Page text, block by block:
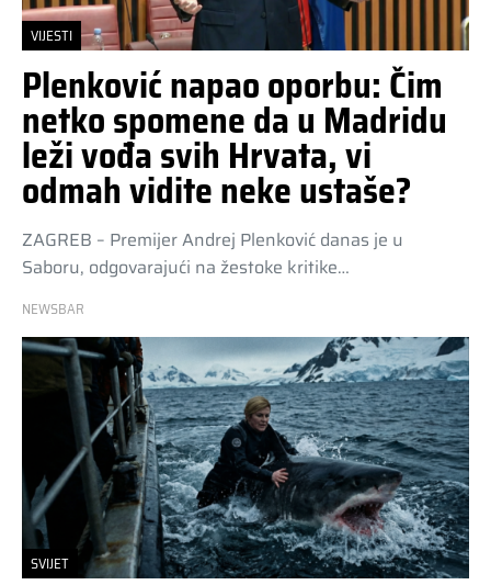
VIJESTI
Plenković napao oporbu: Čim
netko spomene da u Madridu
leži vođa svih Hrvata, vi
odmah vidite neke ustaše?
ZAGREB – Premijer Andrej Plenković danas je u
Saboru, odgovarajući na žestoke kritike…
NEWSBAR
SVIJET